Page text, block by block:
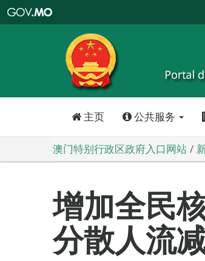
特
政
区
政
口
主页 公共服务
澳门特别行政区政府入口网站
增加全民
分散人流